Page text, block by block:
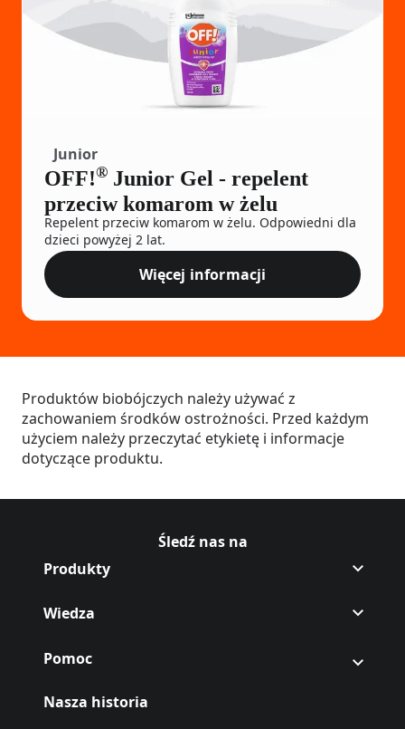
Junior
OFF!® Junior Gel - repelent
przeciw komarom w żelu
Repelent przeciw komarom w żelu. Odpowiedni dla
dzieci powyżej 2 lat.
OFF!® Junior Gel - repelent
Więcej informacji
Produktów biobójczych należy używać z
zachowaniem środków ostrożności. Przed każdym
użyciem należy przeczytać etykietę i informacje
dotyczące produktu.
Śledź nas na
Śledź Off na,[object Object],
(Opens in a new tab)
Śledź Off na,[object Object],
(Opens in a new tab)
Produkty
Wiedza
Pomoc
Nasza historia